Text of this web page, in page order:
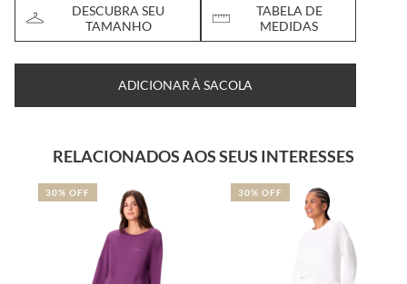
DESCUBRA SEU
TAMANHO
TABELA DE
MEDIDAS
ADICIONAR À SACOLA
RELACIONADOS AOS SEUS INTERESSES
30% OFF 30% OFF